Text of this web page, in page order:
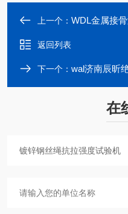
上一个： WDL金属接
返回列表
下一个： wal济南辰昕
在